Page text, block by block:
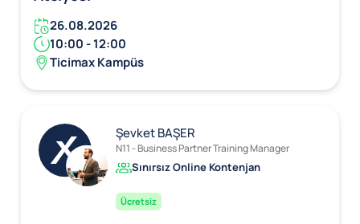
26.08.2026
10:00 - 12:00
Ticimax Kampüs
Şevket BAŞER
N11 - Business Partner Training Manager
Sınırsız Online Kontenjan
Ücretsiz